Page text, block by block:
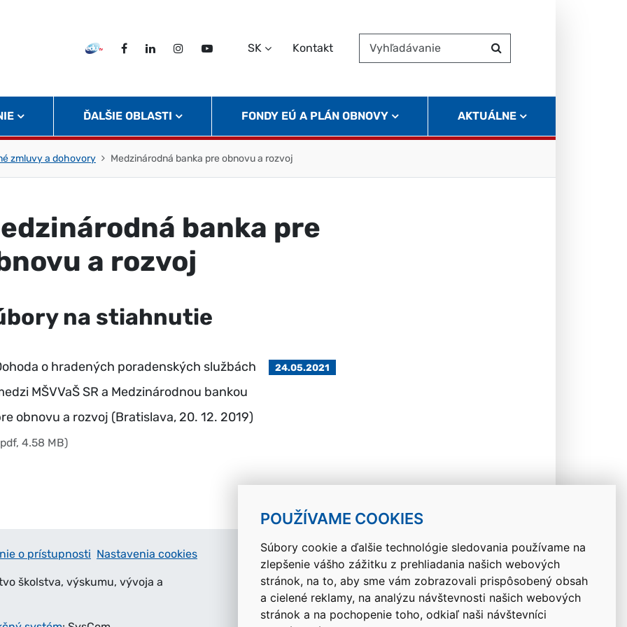
POUŽÍVAME COOKIES
Súbory cookie a ďalšie technológie sledovania používame na
zlepšenie vášho zážitku z prehliadania našich webových
stránok, na to, aby sme vám zobrazovali prispôsobený obsah
a cielené reklamy, na analýzu návštevnosti našich webových
stránok a na pochopenie toho, odkiaľ naši návštevníci
EDU TVFacebookLinkedInInstagram
Twitter
SK Kontakt
Vyhľadávanie
Hľadať
ĎALŠIE OBLASTI FONDY EÚ A PLÁN OBNOVY AKTUÁLNE
zmluvy a dohovory Medzinárodná banka pre obnovu a rozvoj
banka pre
a rozvoj
na stiahnutie
o hradených poradenských službách
MŠVVaŠ SR a Medzinárodnou bankou
obnovu a rozvoj (Bratislava, 20. 12. 2019)
4.58 MB)
24.05.2021
Návrat hore
o prístupnosti Nastavenia cookies
školstva, výskumu, vývoja a